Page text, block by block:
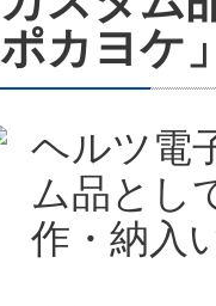
ポカヨケ
ヘルツ電
ム品とし
作・納入